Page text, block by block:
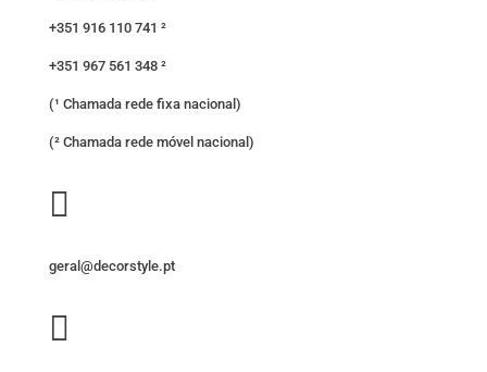
+351 916 110 741 ²
+351 967 561 348 ²
(¹ Chamada rede fixa nacional)
(² Chamada rede móvel nacional)

geral@decorstyle.pt
